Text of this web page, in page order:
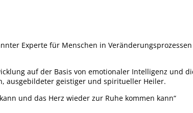
Experte für Menschen in
auf der Basis von emotionaler Intelligenz und
ausgebildeter geistiger und spiritueller Heiler.
und das Herz wieder zur Ruhe kommen kann“